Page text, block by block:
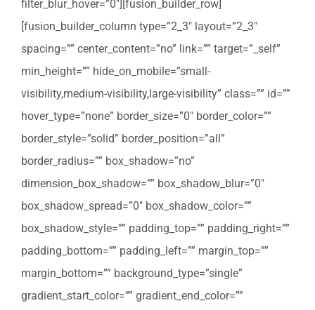
filter_blur_hover=”0″][fusion_builder_row]
[fusion_builder_column type=”2_3″ layout=”2_3″
spacing=”” center_content=”no” link=”” target=”_self”
min_height=”” hide_on_mobile=”small-
visibility,medium-visibility,large-visibility” class=”” id=””
hover_type=”none” border_size=”0″ border_color=””
border_style=”solid” border_position=”all”
border_radius=”” box_shadow=”no”
dimension_box_shadow=”” box_shadow_blur=”0″
box_shadow_spread=”0″ box_shadow_color=””
box_shadow_style=”” padding_top=”” padding_right=””
padding_bottom=”” padding_left=”” margin_top=””
margin_bottom=”” background_type=”single”
gradient_start_color=”” gradient_end_color=””